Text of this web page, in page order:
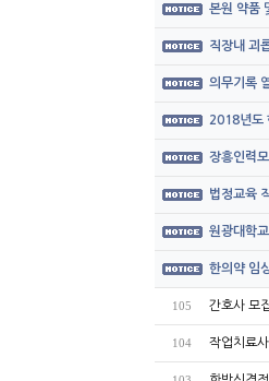
본원 약품
직장내 괴
의무기록
2018년도
장흥인력
법정교육
원광대학
한의약 임
105 간호사 모
104 작업치료